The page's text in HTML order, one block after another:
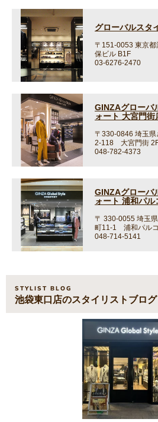
グローバルスタ
〒151-0053 東京
保ビル B1F
03-6276-2470
GINZAグローバ
ォート 大宮門街
〒330-0846 埼玉県
2-118 大宮門街
048-782-4373
GINZAグローバ
ォート 浦和パル
〒 330-0055 埼玉
町11-1 浦和パル
048-714-5141
STYLIST BLOG
池袋東口店のスタイリストブログ